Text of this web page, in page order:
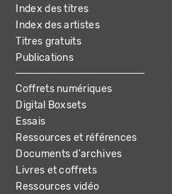
Index des titres
Index des artistes
Titres gratuits
Publications
Coffrets numériques
Digital Boxsets
Essais
Ressources et références
Documents d'archives
Livres et coffrets
Ressources vidéo